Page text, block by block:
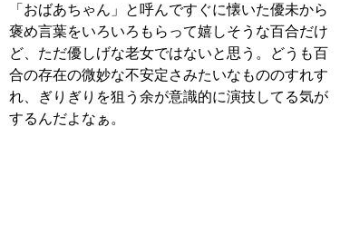
「おばあちゃん」と呼んですぐに懐いた優未から
褒め言葉をいろいろもらって嬉しそうな百合だけ
ど、ただ優しげな老女ではないと思う。どうも百
合の存在の微妙な不安定さみたいなもののすれす
れ、ぎりぎりを狙う余が意識的に演技してる気が
するんだよなぁ。